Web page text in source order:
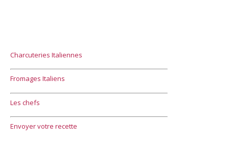
Charcuteries Italiennes
Fromages Italiens
Les chefs
Envoyer votre recette